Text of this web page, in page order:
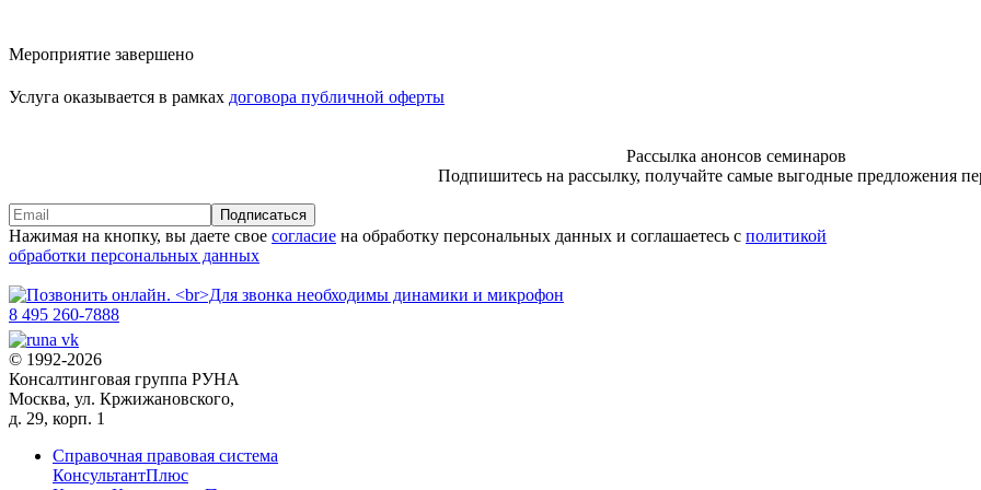
Мероприятие завершено
Услуга оказывается в рамках договора публичной оферты
Рассылка анонсов семинаров
Подпишитесь на рассылку, получайте самые выгодные предложения
Подписаться
Нажимая на кнопку, вы даете свое согласие на обработку персональных данных и соглашаетесь с политикой
обработки персональных данных
8 495 260-7888
© 1992-2026
Консалтинговая группа РУНА
Москва, ул. Кржижановского,
д. 29, корп. 1
Справочная правовая система
КонсультантПлюс